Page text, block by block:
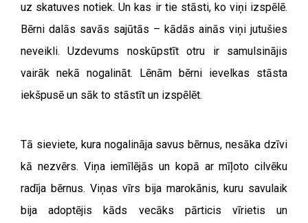
uz skatuves notiek. Un kas ir tie stāsti, ko viņi izspēlē.
Bērni dalās savās sajūtās – kādās ainās viņi jutušies
neveikli. Uzdevums noskūpstīt otru ir samulsinājis
vairāk nekā nogalināt. Lēnām bērni ievelkas stāsta
iekšpusē un sāk to stāstīt un izspēlēt.
Tā sieviete, kura nogalināja savus bērnus, nesāka dzīvi
kā nezvērs. Viņa iemīlējās un kopā ar mīļoto cilvēku
radīja bērnus. Viņas vīrs bija marokānis, kuru savulaik
bija adoptējis kāds vecāks pārticis vīrietis un